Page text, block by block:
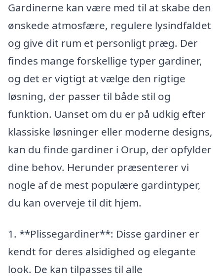
Gardinerne kan være med til at skabe den
ønskede atmosfære, regulere lysindfaldet
og give dit rum et personligt præg. Der
findes mange forskellige typer gardiner,
og det er vigtigt at vælge den rigtige
løsning, der passer til både stil og
funktion. Uanset om du er på udkig efter
klassiske løsninger eller moderne designs,
kan du finde gardiner i Orup, der opfylder
dine behov. Herunder præsenterer vi
nogle af de mest populære gardintyper,
du kan overveje til dit hjem.
1. **Plissegardiner**: Disse gardiner er
kendt for deres alsidighed og elegante
look. De kan tilpasses til alle